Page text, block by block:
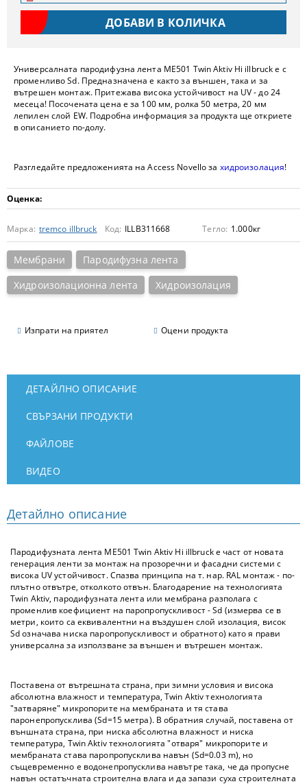
Универсалната пародифузна лента ME501 Twin Aktiv Hi illbruck е с
променливо Sd. Предназначена е както за външен, така и за
вътрешен монтаж. Притежава висока устойчивост на UV - до 24
месеца! Посочената цена е за 100 мм, ролка 50 метра, 20 мм
лепилен слой EW. Подробна информация за продукта ще откриете
в описанието по-долу.
Разгледайте предложенията на Access Novello за хидроизолация!
Оценка:
Марка: tremco illbruck Код: ILLB311668 Тегло: 1.000кг
Мембрани
Пародифузна лента
Хидроизолационна лента
Хидроизолация
Изпрати на приятел Оцени продукта
ДЕТАЙЛНО ОПИСАНИЕ
СВЪРЗАНИ ПРОДУКТИ
ФАЙЛОВЕ
ВИДЕО
Детайлно описание
Пародифузната лента ME501 Twin Aktiv Hi illbruck е част от новата
генерация ленти за монтаж на прозоречни и фасадни системи с
висока UV устойчивост. Спазва принципа на т. нар. RAL монтаж - по-
плътно отвътре, отколкото отвън. Благодарение на технологията
Twin Aktiv, пародифузната лента или мембрана разполага с
променлив коефициент на паропропускливост - Sd (измерва се в
метри, които са еквивалентни на въздушен слой изолация, висок
Sd означава ниска паропропускливост и обратното) като я прави
универсална за използване за външен и вътрешен монтаж.
Поставена от вътрешната страна, при зимни условия и висока
абсолютна влажност и температура, Twin Aktiv технологията
"затваряне" микропорите на мембраната и тя става
паронепропусклива (Sd=15 метра). В обратния случай, поставена от
външната страна, при ниска абсолютна влажност и ниска
температура, Twin Aktiv технологията "отваря" микропорите и
мембраната става паропропусклива навън (Sd=0.03 m), но
същевременно е водонепропусклива навътре така, че да пропусне
навън остатъчната строителна влага и да запази суха строителната